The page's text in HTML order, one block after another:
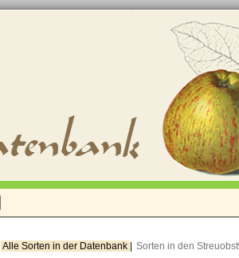
Alle Sorten in der Datenbank Sorten in den